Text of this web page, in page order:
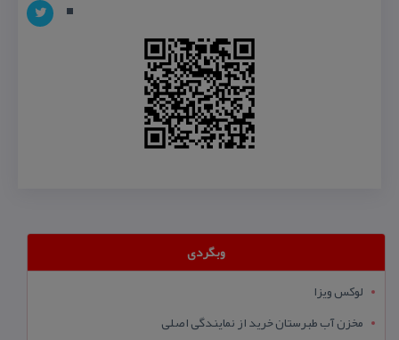
وبگردی
لوکس ویزا
مخزن آب طبرستان خرید از نمایندگی اصلی